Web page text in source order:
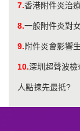
7.香港附件炎治
8.一般附件炎對
9.附件炎會影響
10.深圳超聲波
人點揀先最抵?